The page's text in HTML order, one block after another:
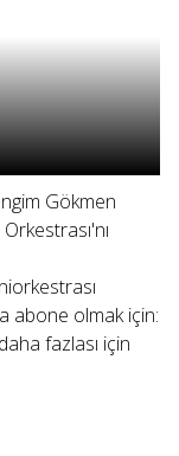
Gökmen
abone olmak için:
fazlası için